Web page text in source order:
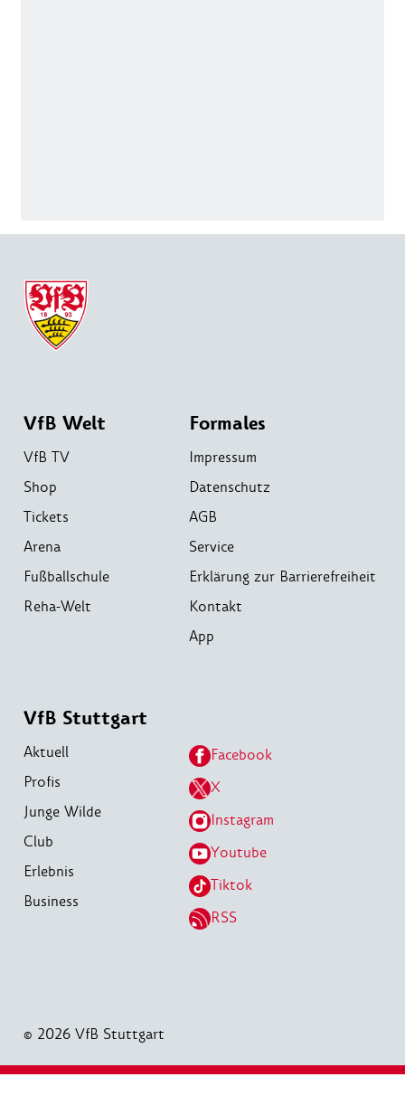
VfB Welt
VfB TV
Shop
Tickets
Arena
Fußballschule
Reha-Welt
Formales
Impressum
Datenschutz
AGB
Service
Erklärung zur Barrierefreiheit
Kontakt
App
VfB Stuttgart
Aktuell
Profis
Junge Wilde
Club
Erlebnis
Business
Facebook
X
Instagram
Youtube
Tiktok
RSS
© 2026 VfB Stuttgart